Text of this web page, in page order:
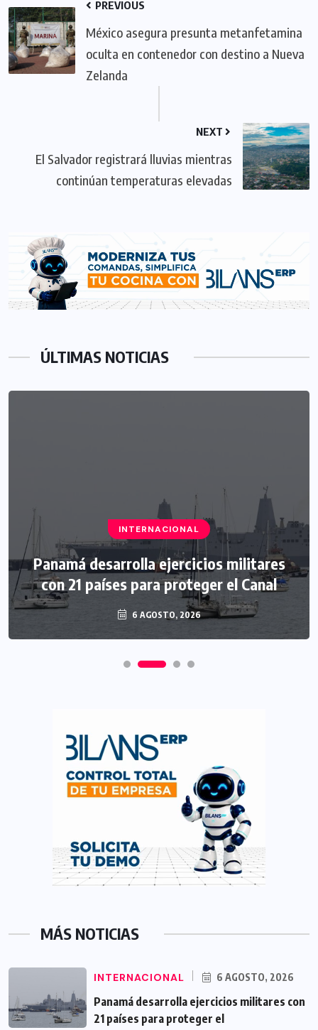
PREVIOUS
México asegura presunta metanfetamina
oculta en contenedor con destino a Nueva
Zelanda
NEXT
El Salvador registrará lluvias mientras
continúan temperaturas elevadas
ÚLTIMAS NOTICIAS
INTERNACIONAL
Panamá desarrolla ejercicios militares
con 21 países para proteger el Canal
6 AGOSTO, 2026
MÁS NOTICIAS
INTERNACIONAL 6 AGOSTO, 2026
Panamá desarrolla ejercicios militares con
21 países para proteger el